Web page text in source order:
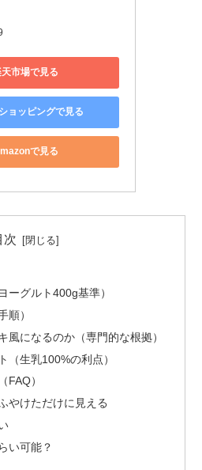
市場で見る
ョッピングで見る
で見る
次
ーグルト400g基準）
順）
風になるのか（専門的な根拠）
（生乳100%の利点）
FAQ）
やけただけに見える
い可能？